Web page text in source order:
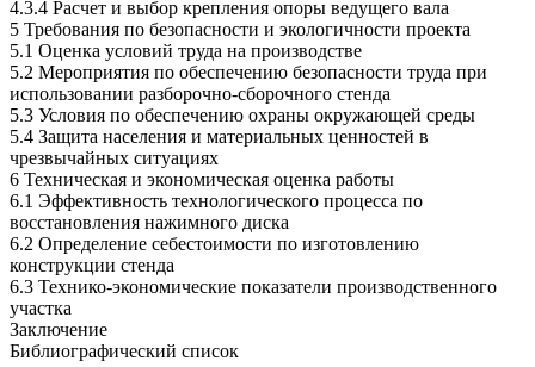
4.3.4 Расчет и выбор крепления опоры ведущего вала
5 Требования по безопасности и экологичности проекта
5.1 Оценка условий труда на производстве
5.2 Мероприятия по обеспечению безопасности труда при
использовании разборочно-сборочного стенда
5.3 Условия по обеспечению охраны окружающей среды
5.4 Защита населения и материальных ценностей в
чрезвычайных ситуациях
6 Техническая и экономическая оценка работы
6.1 Эффективность технологического процесса по
восстановления нажимного диска
6.2 Определение себестоимости по изготовлению
конструкции стенда
6.3 Технико-экономические показатели производственного
участка
Заключение
Библиографический список